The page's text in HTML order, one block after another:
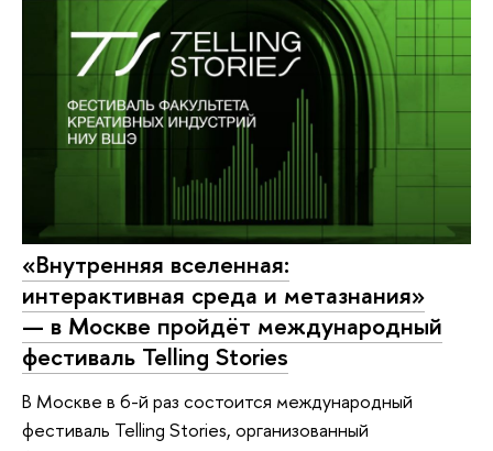
«Внутренняя вселенная:
интерактивная среда и метазнания»
— в Москве пройдёт международный
фестиваль Telling Stories
В Москве в 6-й раз состоится международный
фестиваль Telling Stories, организованный